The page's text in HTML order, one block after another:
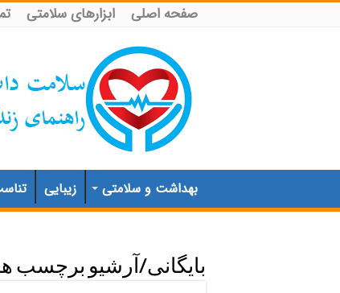
صفحه اصلی ابزارهای سلامتی
بهداشت و سلامتی زیبایی
بایگانی/آرشیو برچسب